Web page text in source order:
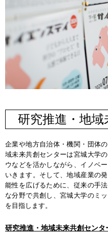
研究推進・地
企業や地方自治体・機関・団体
域未来共創センターは宮城大学
ウなどを活かしながら、イノベ
いきます。そして、地域産業の
能性を広げるために、従来の手
な分野で共創し、宮城大学のミ
を目指します。
研究推進・地域未来共創センタ